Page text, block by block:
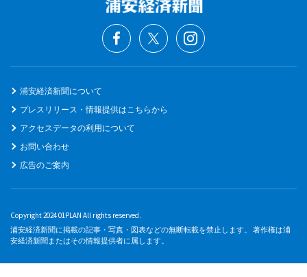
浦安経済新聞について
プレスリリース・情報提供はこちらから
アクセスデータの利用について
お問い合わせ
広告のご案内
Copyright 2024 01PLAN All rights reserved.
浦安経済新聞に掲載の記事・写真・図表などの無断転載を禁止します。 著作権は浦
安経済新聞またはその情報提供者に属します。